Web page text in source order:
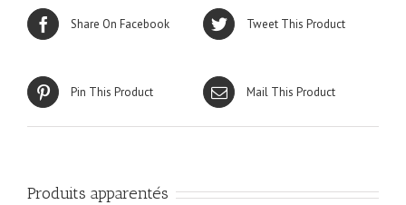
Share On Facebook Tweet This Product
Pin This Product Mail This Product
Produits apparentés